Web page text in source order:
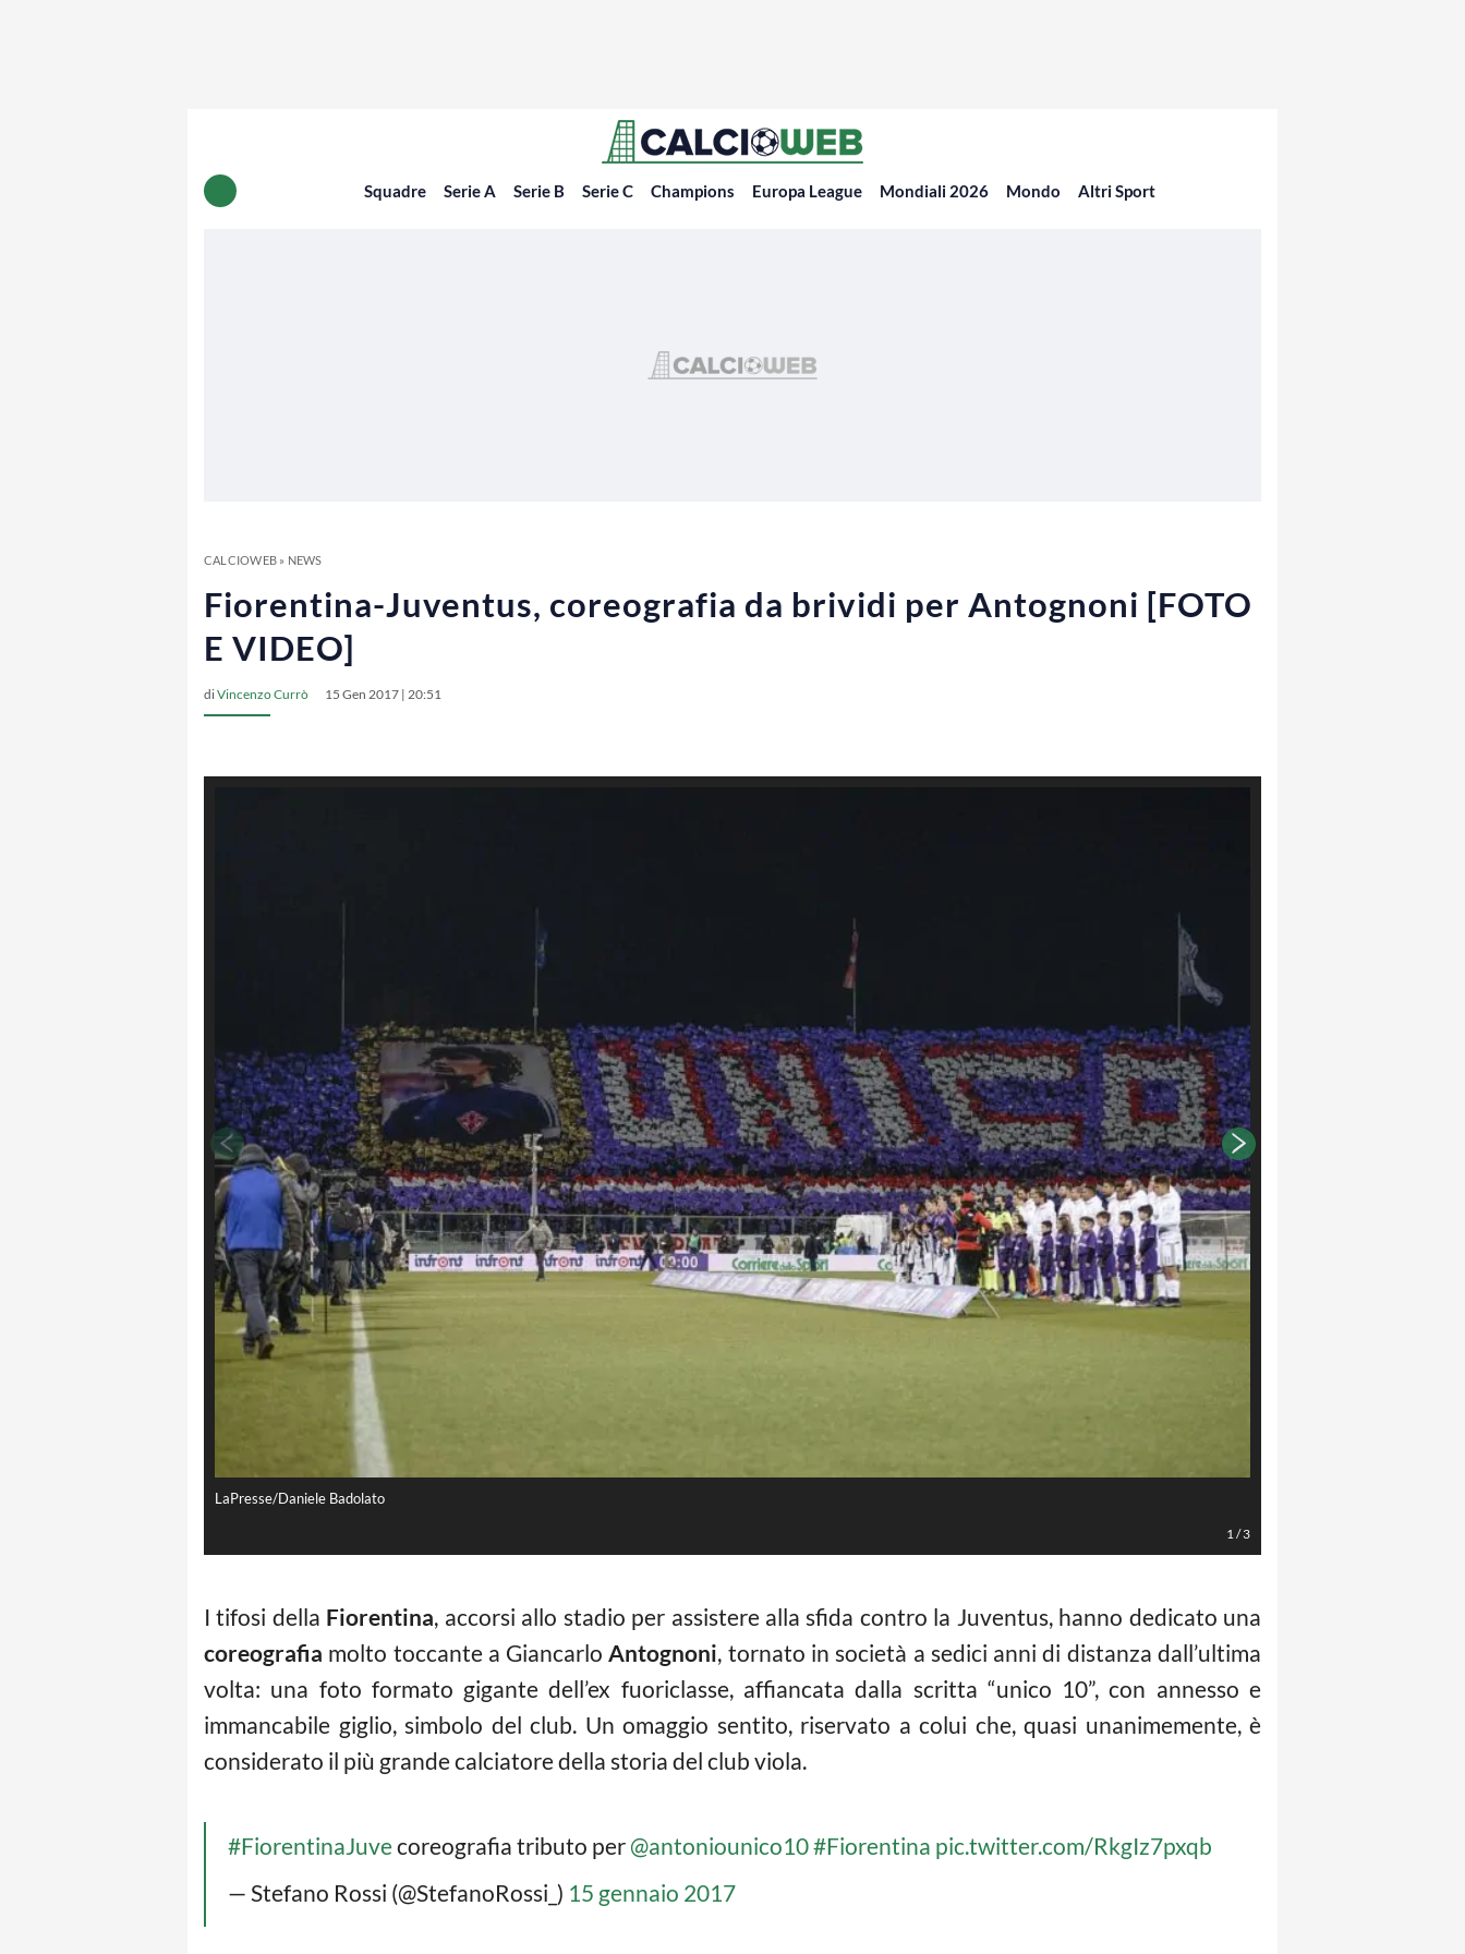
Squadre Serie A Serie B Serie C Champions Europa League Mondiali 2026 Mondo Altri Sport
CALCIOWEB» NEWS
Fiorentina-Juventus, coreografia da brividi per Antognoni [FOTO
E VIDEO]
diVincenzo Currò 15 Gen 2017 | 20:51
LaPresse/Daniele Badolato
1/3
I tifosi della Fiorentina, accorsi allo stadio per assistere alla sfida contro la Juventus, hanno dedicato una
coreografia molto toccante a GiancarloAntognoni, tornato in società a sedici anni di distanza dall’ultima
volta: una foto formato gigante dell’ex fuoriclasse, affiancata dalla scritta “unico 10”, con annesso e
immancabile giglio, simbolo del club. Un omaggio sentito, riservato a colui che, quasi unanimemente, è
considerato il più grande calciatore della storia del club viola.
#FiorentinaJuvecoreografia tributo per @antoniounico10#Fiorentina pic.twitter.com/RkgIz7pxqb
— Stefano Rossi (@StefanoRossi_) 15 gennaio 2017